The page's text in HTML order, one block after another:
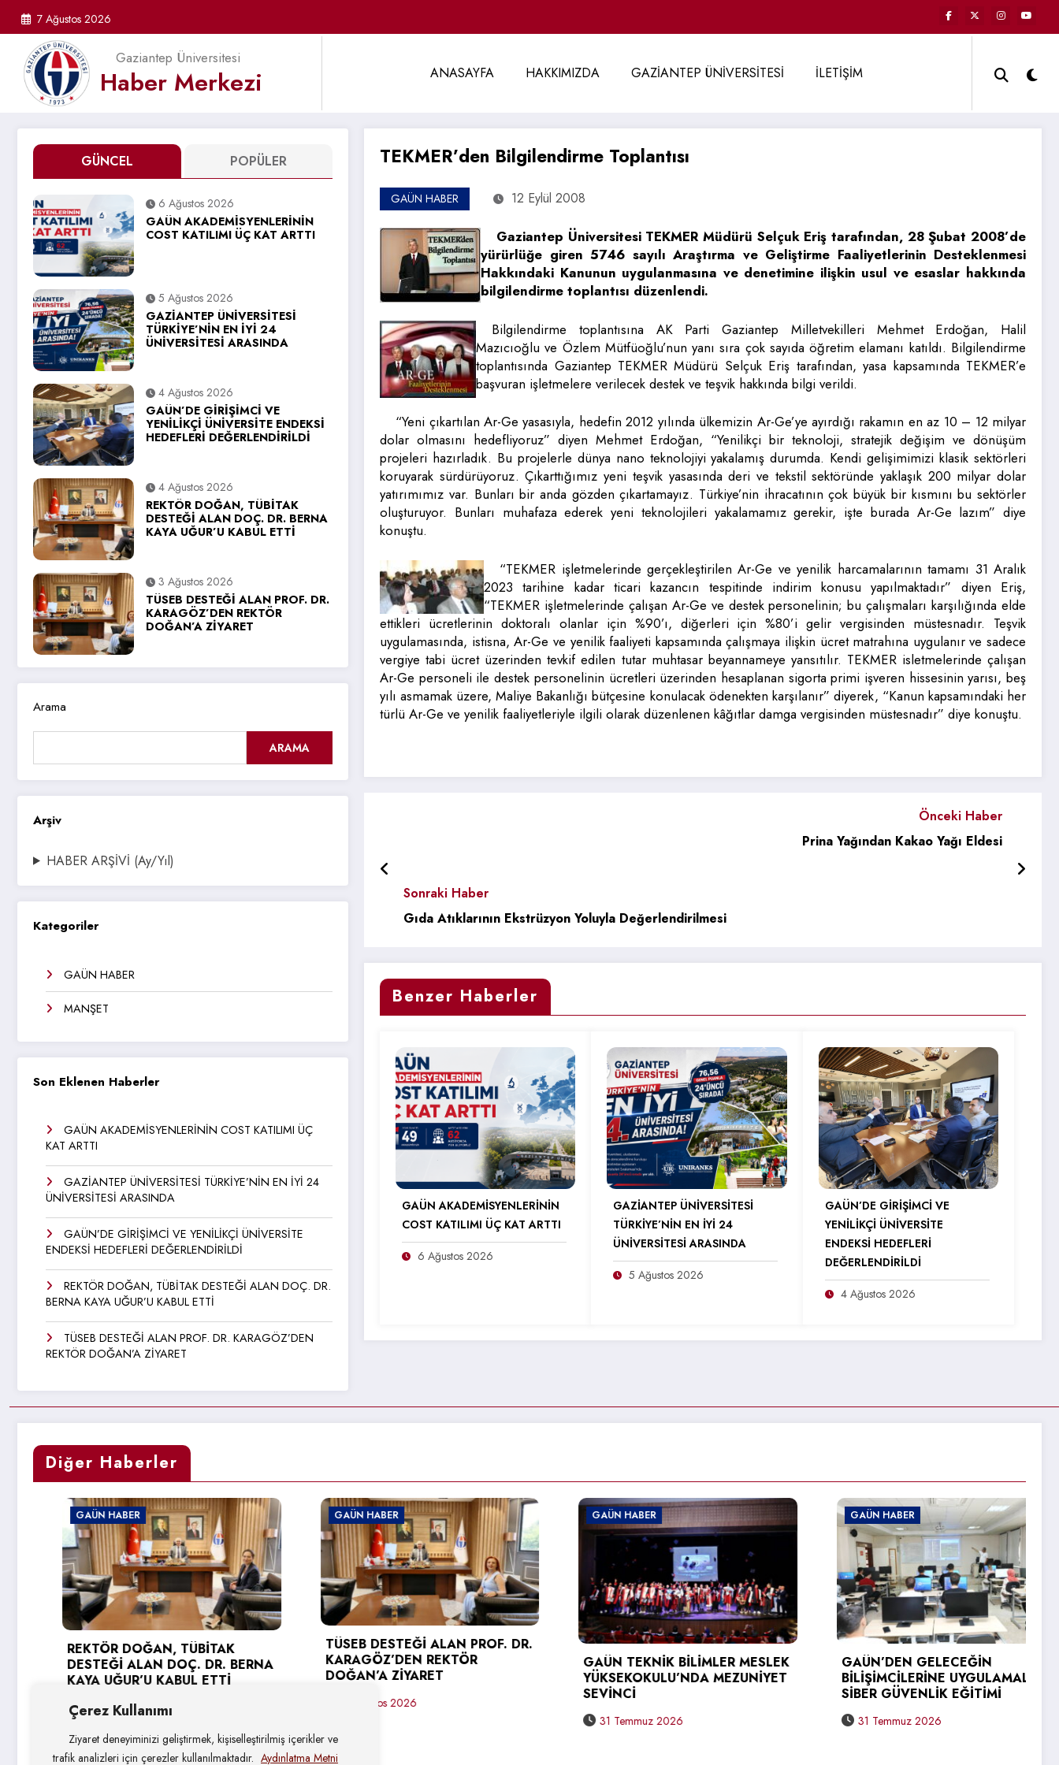
Çerez Kullanımı
Ziyaret deneyiminizi geliştirmek, kişiselleştirilmiş içerikler ve
trafik analizleri için çerezler kullanılmaktadır. Aydınlatma Metni
7 Ağustos 2026
Gaziantep Üniversitesi
Haber Merkezi ANASAYFA HAKKIMIZDA GAZİANTEP ÜNİVERSİTESİ İLETİŞİM
GÜNCEL POPÜLER
6 Ağustos 2026
GAÜN AKADEMİSYENLERİNİN
COST KATILIMI ÜÇ KAT ARTTI
5 Ağustos 2026
GAZİANTEP ÜNİVERSİTESİ
TÜRKİYE’NİN EN İYİ 24
ÜNİVERSİTESİ ARASINDA
4 Ağustos 2026
GAÜN’DE GİRİŞİMCİ VE
YENİLİKÇİ ÜNİVERSİTE ENDEKSİ
HEDEFLERİ DEĞERLENDİRİLDİ
4 Ağustos 2026
REKTÖR DOĞAN, TÜBİTAK
DESTEĞİ ALAN DOÇ. DR. BERNA
KAYA UĞUR’U KABUL ETTİ
3 Ağustos 2026
TÜSEB DESTEĞİ ALAN PROF. DR.
KARAGÖZ’DEN REKTÖR
DOĞAN’A ZİYARET
Arama
ARAMA
Arşiv
HABER ARŞİVİ (Ay/Yıl)
Kategoriler
GAÜN HABER
MANŞET
Son Eklenen Haberler
GAÜN AKADEMİSYENLERİNİN COST KATILIMI ÜÇ
KAT ARTTI
GAZİANTEP ÜNİVERSİTESİ TÜRKİYE’NİN EN İYİ 24
ÜNİVERSİTESİ ARASINDA
GAÜN’DE GİRİŞİMCİ VE YENİLİKÇİ ÜNİVERSİTE
ENDEKSİ HEDEFLERİ DEĞERLENDİRİLDİ
REKTÖR DOĞAN, TÜBİTAK DESTEĞİ ALAN DOÇ. DR.
BERNA KAYA UĞUR’U KABUL ETTİ
TÜSEB DESTEĞİ ALAN PROF. DR. KARAGÖZ’DEN
REKTÖR DOĞAN’A ZİYARET
TEKMER’den Bilgilendirme Toplantısı
GAÜN HABER 12 Eylül 2008
Gaziantep Üniversitesi TEKMER Müdürü Selçuk Eriş tarafından, 28 Şubat 2008’de
yürürlüğe giren 5746 sayılı Araştırma ve Geliştirme Faaliyetlerinin Desteklenmesi
Hakkındaki Kanunun uygulanmasına ve denetimine ilişkin usul ve esaslar hakkında
bilgilendirme toplantısı düzenlendi.
Bilgilendirme toplantısına AK Parti Gaziantep Milletvekilleri Mehmet Erdoğan, Halil
Mazıcıoğlu ve Özlem Mütfüoğlu’nun yanı sıra çok sayıda öğretim elamanı katıldı. Bilgilendirme
toplantısında Gaziantep TEKMER Müdürü Selçuk Eriş tarafından, yasa kapsamında TEKMER’e
başvuran işletmelere verilecek destek ve teşvik hakkında bilgi verildi.
“Yeni çıkartılan Ar-Ge yasasıyla, hedefin 2012 yılında ülkemizin Ar-Ge’ye ayırdığı rakamın en az 10 – 12 milyar
dolar olmasını hedefliyoruz” diyen Mehmet Erdoğan, “Yenilikçi bir teknoloji, stratejik değişim ve dönüşüm
projeleri hazırladık. Bu projelerle dünya nano teknolojiyi yakalamış durumda. Kendi gelişimimizi klasik sektörleri
koruyarak sürdürüyoruz. Çıkarttığımız yeni teşvik yasasında deri ve tekstil sektöründe yaklaşık 200 milyar dolar
yatırımımız var. Bunları bir anda gözden çıkartamayız. Türkiye’nin ihracatının çok büyük bir kısmını bu sektörler
oluşturuyor. Bunları muhafaza ederek yeni teknolojileri yakalamamız gerekir, işte burada Ar-Ge lazım” diye
konuştu.
“TEKMER işletmelerinde gerçekleştirilen Ar-Ge ve yenilik harcamalarının tamamı 31 Aralık
2023 tarihine kadar ticari kazancın tespitinde indirim konusu yapılmaktadır” diyen Eriş,
“TEKMER işletmelerinde çalışan Ar-Ge ve destek personelinin; bu çalışmaları karşılığında elde
ettikleri ücretlerinin doktoralı olanlar için %90’ı, diğerleri için %80’i gelir vergisinden müstesnadır. Teşvik
uygulamasında, istisna, Ar-Ge ve yenilik faaliyeti kapsamında çalışmaya ilişkin ücret matrahına uygulanır ve sadece
vergiye tabi ücret üzerinden tevkif edilen tutar muhtasar beyannameye yansıtılır. TEKMER isletmelerinde çalışan
Ar-Ge personeli ile destek personelinin ücretleri üzerinden hesaplanan sigorta primi işveren hissesinin yarısı, beş
yılı asmamak üzere, Maliye Bakanlığı bütçesine konulacak ödenekten karşılanır” diyerek, “Kanun kapsamındaki her
türlü Ar-Ge ve yenilik faaliyetleriyle ilgili olarak düzenlenen kâğıtlar damga vergisinden müstesnadır” diye konuştu.
Önceki Haber
Prina Yağından Kakao Yağı Eldesi
Sonraki Haber
Gıda Atıklarının Ekstrüzyon Yoluyla Değerlendirilmesi
Benzer Haberler
GAÜN AKADEMİSYENLERİNİN
COST KATILIMI ÜÇ KAT ARTTI
6 Ağustos 2026
GAZİANTEP ÜNİVERSİTESİ
TÜRKİYE’NİN EN İYİ 24
ÜNİVERSİTESİ ARASINDA
5 Ağustos 2026
GAÜN’DE GİRİŞİMCİ VE
YENİLİKÇİ ÜNİVERSİTE
ENDEKSİ HEDEFLERİ
DEĞERLENDİRİLDİ
4 Ağustos 2026
Diğer Haberler
GAÜN HABER
REKTÖR DOĞAN, TÜBİTAK
DESTEĞİ ALAN DOÇ. DR. BERNA
KAYA UĞUR’U KABUL ETTİ
4 Ağustos 2026
GAÜN HABER
TÜSEB DESTEĞİ ALAN PROF. DR.
KARAGÖZ’DEN REKTÖR
DOĞAN’A ZİYARET
3 Ağustos 2026
GAÜN HABER
GAÜN TEKNİK BİLİMLER MESLEK
YÜKSEKOKULU’NDA MEZUNİYET
SEVİNCİ
31 Temmuz 2026
GAÜN HABER
GAÜN’DEN GELECEĞİN
BİLİŞİMCİLERİNE UYGULAMALI
SİBER GÜVENLİK EĞİTİMİ
31 Temmuz 2026